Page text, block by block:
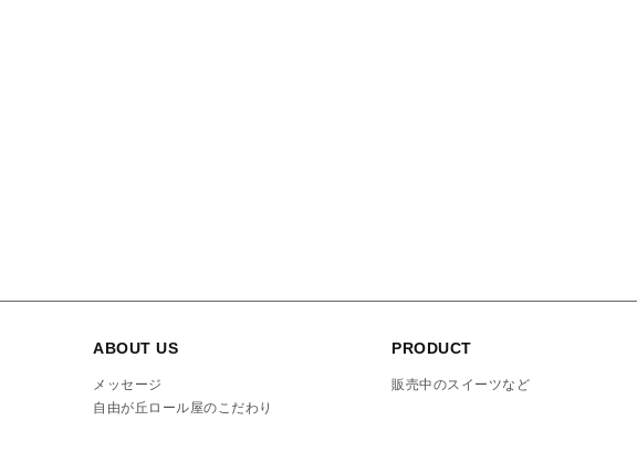
ABOUT US
メッセージ
自由が丘ロール屋のこだわり
PRODUCT
販売中のスイーツなど